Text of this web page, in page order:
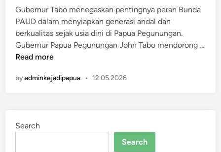
n
Gubernur Tabo menegaskan pentingnya peran Bunda
PAUD dalam menyiapkan generasi andal dan
berkualitas sejak usia dini di Papua Pegunungan.
Gubernur Papua Pegunungan John Tabo mendorong …
G
b
u
Read more
byadminkejadipapua • 12.05.2026
Search
Search